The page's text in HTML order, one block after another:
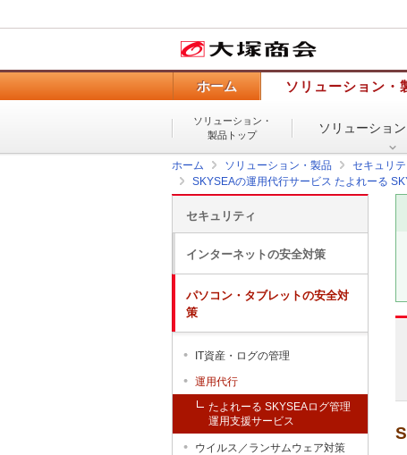
ホーム ソリューション・
ソリューション・
製品トップ
ソリューション
ホーム ソリューション・製品 セキュリテ
SKYSEAの運用代行サービス たよれーる
セキュリティ
インターネットの安全対策
パソコン・タブレットの安全対
策
IT資産・ログの管理
運用代行
たよれーる SKYSEAログ管理
運用支援サービス
ウイルス／ランサムウェア対策